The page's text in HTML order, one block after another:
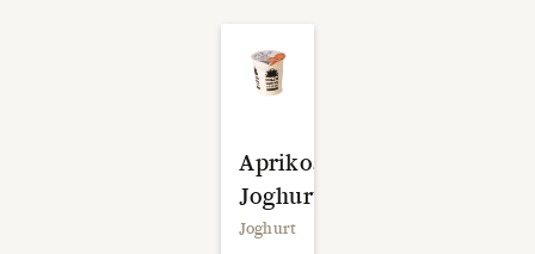
Aprikosen
Joghurt
Joghurt